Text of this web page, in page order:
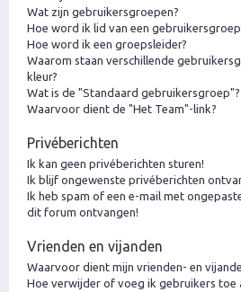
Wat zijn gebruikersgroepen?
Hoe word ik lid van een
Hoe word ik een groepsleider?
Waarom staan verschillende
kleur?
Wat is de "Standaard gebruikersgroep"?
Waarvoor dient de "Het Team"-link?
Privéberichten
Ik kan geen privéberichten sturen!
Ik blijf ongewenste privéberichten
Ik heb spam of een e-mail met
dit forum ontvangen!
Vrienden en vijanden
Waarvoor dient mijn vrienden- en
Hoe verwijder of voeg ik gebruikers toe